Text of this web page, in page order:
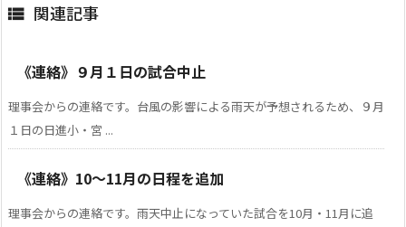
 関連記事
《連絡》９月１日の試合中止
理事会からの連絡です。台風の影響による雨天が予想されるため、９月
１日の日進小・宮 ...
《連絡》10～11月の日程を追加
理事会からの連絡です。雨天中止になっていた試合を10月・11月に追